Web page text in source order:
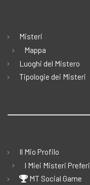
Misteri
Mappa
Luoghi del Mistero
Tipologie dei Misteri
Il Mio Profilo
I Miei Misteri
MT Social Game